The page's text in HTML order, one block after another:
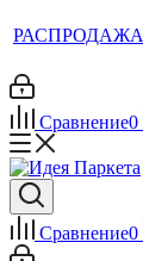
РАСПРОДАЖА
Сравнение0
Сравнение0